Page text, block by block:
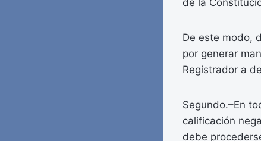
de la
De este modo,
por generar
Registrador a
Segundo.–En
calificación
debe